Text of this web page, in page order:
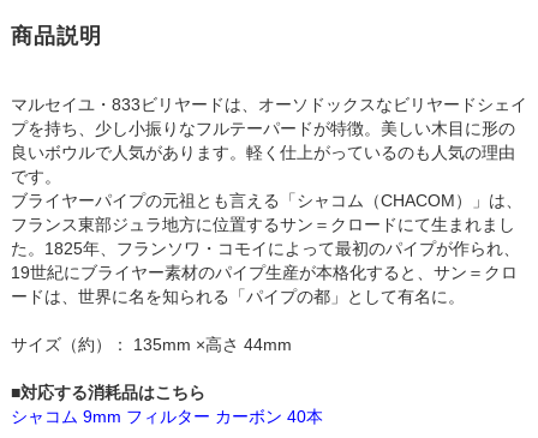
商品説明
マルセイユ・833ビリヤードは、オーソドックスなビリヤードシェイ
プを持ち、少し小振りなフルテーパードが特徴。美しい木目に形の
良いボウルで人気があります。軽く仕上がっているのも人気の理由
です。
ブライヤーパイプの元祖とも言える「シャコム（CHACOM）」は、
フランス東部ジュラ地方に位置するサン＝クロードにて生まれまし
た。1825年、フランソワ・コモイによって最初のパイプが作られ、
19世紀にブライヤー素材のパイプ生産が本格化すると、サン＝クロ
ードは、世界に名を知られる「パイプの都」として有名に。
サイズ（約）： 135mm ×高さ 44mm
■対応する消耗品はこちら
シャコム 9mm フィルター カーボン 40本